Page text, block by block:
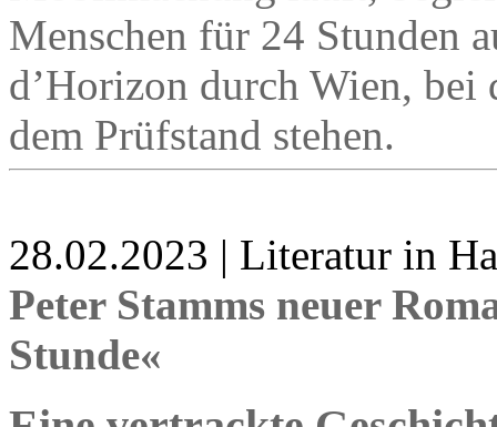
Menschen für 24 Stunden
d’Horizon durch Wien, bei
dem Prüfstand stehen.
28.02.2023 | Literatur in
Peter Stamms neuer
Stunde«